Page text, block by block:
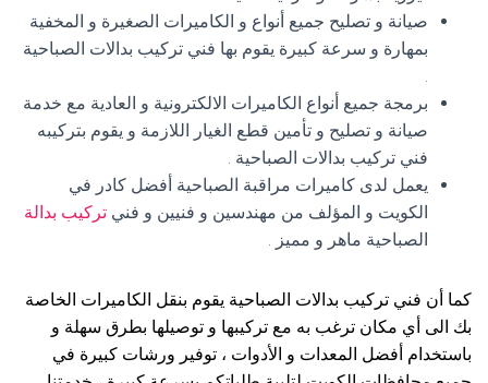
صيانة و تصليح جميع أنواع و الكاميرات الصغيرة و المخفية
بمهارة و سرعة كبيرة يقوم بها فني تركيب بدالات الصباحية
.
برمجة جميع أنواع الكاميرات الالكترونية و العادية مع خدمة
صيانة و تصليح و تأمين قطع الغيار اللازمة و يقوم بتركيبه
فني تركيب بدالات الصباحية .
يعمل لدى كاميرات مراقبة الصباحية أفضل كادر في
الكويت و المؤلف من مهندسين و فنيين و فني تركيب بدالة
الصباحية ماهر و مميز .
كما أن فني تركيب بدالات الصباحية يقوم بنقل الكاميرات الخاصة
بك الى أي مكان ترغب به مع تركيبها و توصيلها بطرق سهلة و
باستخدام أفضل المعدات و الأدوات ، توفير ورشات كبيرة في